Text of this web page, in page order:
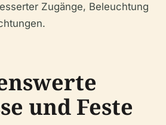
Zugänge, Beleuchtung
und Feste